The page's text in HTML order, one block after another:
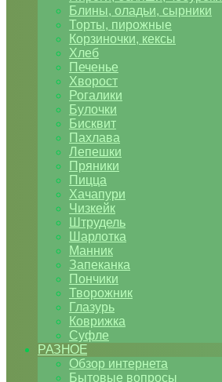
Блины, оладьи, сырники
Торты, пирожные
Корзиночки, кексы
Хлеб
Печенье
Хворост
Рогалики
Булочки
Бисквит
Пахлава
Лепешки
Пряники
Пицца
Хачапури
Чизкейк
Штрудель
Шарлотка
Манник
Запеканка
Пончики
Творожник
Глазурь
Коврижка
Суфле
РАЗНОЕ
Обзор интернета
Бытовые вопросы